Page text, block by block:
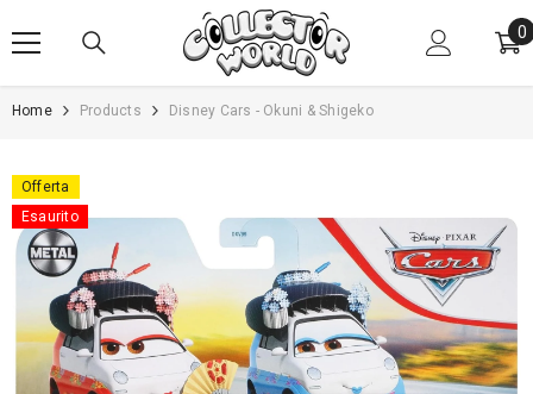
0
0
Home Products Disney Cars - Okuni & Shigeko
Offerta
Esaurito